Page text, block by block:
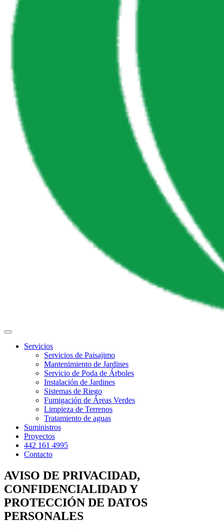
Servicios
Servicios de Paisajimo
Mantenimiento de Jardines
Servicio de Poda de Árboles
Instalación de Jardines
Sistemas de Riego
Fumigación de Áreas Verdes
Limpieza de Terrenos
Tratamiento de aguas
Suministros
Proyectos
442 161 4995
Contacto
AVISO DE PRIVACIDAD,
CONFIDENCIALIDAD Y
PROTECCIÓN DE DATOS
PERSONALES